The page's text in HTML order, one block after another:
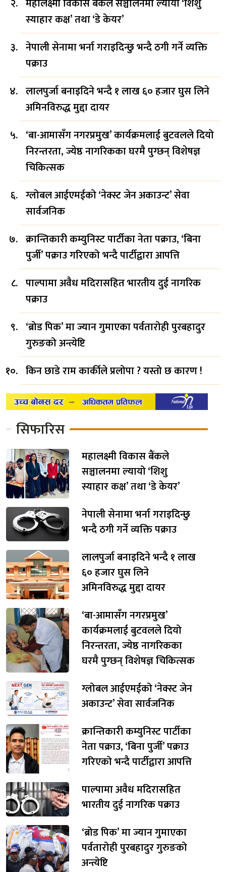
महालक्ष्मी विकास बैंकले सञ्चालनमा ल्यायो ‘शिशु
स्याहार कक्ष’ तथा ‘डे केयर’
नेपाली सेनामा भर्ना गराइदिन्छु भन्दै ठगी गर्ने व्यक्ति
पक्राउ
लालपुर्जा बनाइदिने भन्दै १ लाख ६० हजार घुस लिने
अमिनविरुद्ध मुद्दा दायर
‘बा-आमासँग नगरप्रमुख’ कार्यक्रमलाई बुटवलले दियो
निरन्तरता, ज्येष्ठ नागरिकका घरमै पुग्छन् विशेषज्ञ
चिकित्सक
ग्लोबल आईएमईको ‘नेक्स्ट जेन अकाउन्ट’ सेवा
सार्वजनिक
क्रान्तिकारी कम्युनिस्ट पार्टीका नेता पक्राउ, ‘बिना
पुर्जी’ पक्राउ गरिएको भन्दै पार्टीद्वारा आपत्ति
पाल्पामा अवैध मदिरासहित भारतीय दुई नागरिक
पक्राउ
‘ब्रोड पिक’ मा ज्यान गुमाएका पर्वतारोही पुरबहादुर
गुरुङको अन्त्येष्टि
किन छाडे राम कार्कीले प्रलोपा ? यस्तो छ कारण !
सिफारिस
महालक्ष्मी विकास बैंकले
सञ्चालनमा ल्यायो ‘शिशु
स्याहार कक्ष’ तथा ‘डे केयर’
नेपाली सेनामा भर्ना गराइदिन्छु
भन्दै ठगी गर्ने व्यक्ति पक्राउ
लालपुर्जा बनाइदिने भन्दै १ लाख
६० हजार घुस लिने
अमिनविरुद्ध मुद्दा दायर
‘बा-आमासँग नगरप्रमुख’
कार्यक्रमलाई बुटवलले दियो
निरन्तरता, ज्येष्ठ नागरिकका
घरमै पुग्छन् विशेषज्ञ चिकित्सक
ग्लोबल आईएमईको ‘नेक्स्ट जेन
अकाउन्ट’ सेवा सार्वजनिक
क्रान्तिकारी कम्युनिस्ट पार्टीका
नेता पक्राउ, ‘बिना पुर्जी’ पक्राउ
गरिएको भन्दै पार्टीद्वारा आपत्ति
पाल्पामा अवैध मदिरासहित
भारतीय दुई नागरिक पक्राउ
‘ब्रोड पिक’ मा ज्यान गुमाएका
पर्वतारोही पुरबहादुर गुरुङको
अन्त्येष्टि